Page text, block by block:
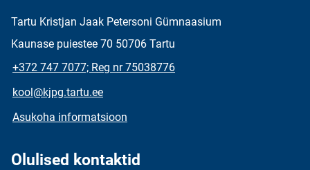
Tartu Kristjan Jaak Petersoni Gümnaasium
Kaunase puiestee 70 50706 Tartu
+372 747 7077; Reg nr 75038776
kool@kjpg.tartu.ee
Asukoha informatsioon
Olulised kontaktid